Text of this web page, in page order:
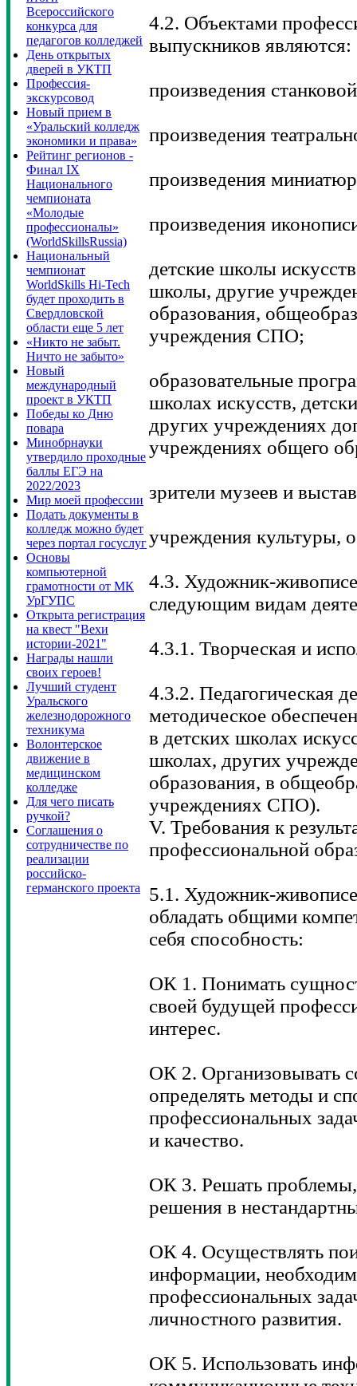
Всероссийского
конкурса для
педагогов колледжей
День открытых
дверей в УКТП
Профессия-
экскурсовод
Новый прием в
«Уральский колледж
экономики и права»
Рейтинг регионов -
Финал IX
Национального
чемпионата
«Молодые
профессионалы»
(WorldSkillsRussia)
Национальный
чемпионат
WorldSkills Hi-Tech
будет проходить в
Свердловской
области еще 5 лет
«Никто не забыт.
Ничто не забыто»
Новый
международный
проект в УКТП
Победы ко Дню
повара
Минобрнауки
утвердило проходные
баллы ЕГЭ на
2022/2023
Мир моей профессии
Подать документы в
колледж можно будет
через портал госуслуг
Основы
компьютерной
грамотности от МК
УрГУПС
Открыта регистрация
на квест "Вехи
истории-2021"
Награды нашли
своих героев!
Лучший студент
Уральского
железнодорожного
техникума
Волонтерское
движение в
медицинском
колледже
Для чего писать
ручкой?
Соглашения о
сотрудничестве по
реализации
российско-
германского проекта
4.2. Объектами
выпускников являются:
произведения
произведения
произведения
произведения
детские школы
школы, другие
образования,
учреждения СПО;
образовательные
школах искусств,
других учреждениях
учреждениях общего
зрители музеев и
учреждения культуры,
4.3. Художник-
следующим видам
4.3.1. Творческая и
4.3.2. Педагогическая
методическое
в детских школах
школах, других
образования, в
учреждениях СПО).
V. Требования к
профессиональной
5.1. Художник-
обладать общими
себя способность:
ОК 1. Понимать
своей будущей
интерес.
ОК 2. Организовывать
определять методы и
профессиональных
и качество.
ОК 3. Решать проблемы,
решения в
ОК 4. Осуществлять
информации,
профессиональных
личностного развития.
ОК 5. Использовать